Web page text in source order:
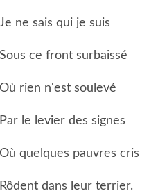
Je ne sais qui je suis
Sous ce front surbaissé
Où rien n'est soulevé
Par le levier des signes
Où quelques pauvres cris
Rôdent dans leur terrier.